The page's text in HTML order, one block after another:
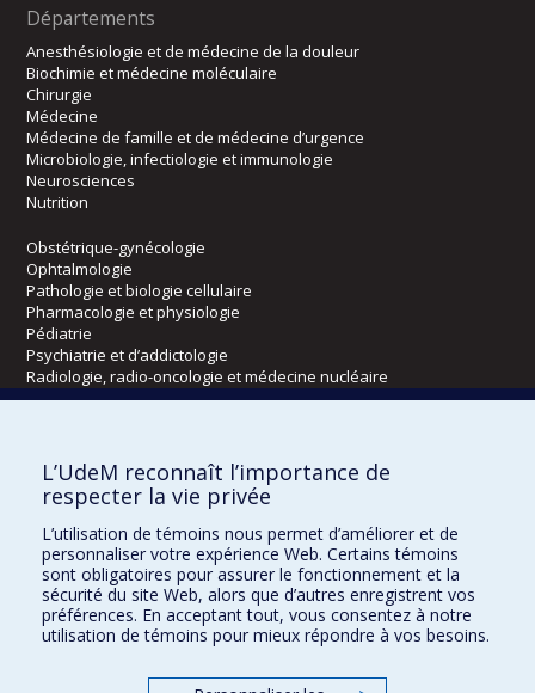
Départements
Anesthésiologie et de médecine de la douleur
Biochimie et médecine moléculaire
Chirurgie
Médecine
Médecine de famille et de médecine d’urgence
Microbiologie, infectiologie et immunologie
Neurosciences
Nutrition
Obstétrique-gynécologie
Ophtalmologie
Pathologie et biologie cellulaire
Pharmacologie et physiologie
Pédiatrie
Psychiatrie et d’addictologie
Radiologie, radio-oncologie et médecine nucléaire
Kinésiologie et des sciences de l’activité physique
Orthophonie et audiologie
Réadaptation
Directions
DPC
CPASS
L’UdeM reconnaît l’importance de
respecter la vie privée
L’utilisation de témoins nous permet d’améliorer et de
personnaliser votre expérience Web. Certains témoins
sont obligatoires pour assurer le fonctionnement et la
sécurité du site Web, alors que d’autres enregistrent vos
préférences. En acceptant tout, vous consentez à notre
utilisation de témoins pour mieux répondre à vos besoins.